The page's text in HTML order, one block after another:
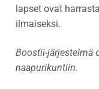
lapset ovat
ilmaiseksi.
Boostii-järjestelmä
naapurikuntiin.